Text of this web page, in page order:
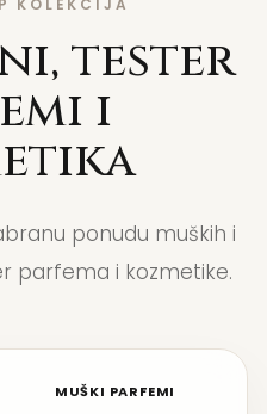
KOLEKCIJA
tester
i
ponudu muških i
parfema i kozmetike.
MUŠKI PARFEMI